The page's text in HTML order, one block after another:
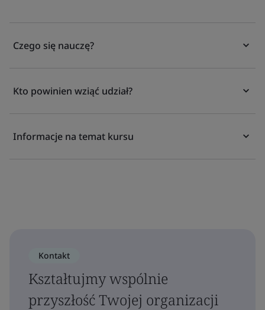
Czego się nauczę?
Kto powinien wziąć udział?
Informacje na temat kursu
Kontakt
Kształtujmy wspólnie
przyszłość Twojej organizacji